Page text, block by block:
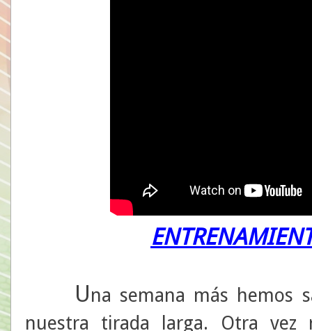
Una semana más hemos
nuestra tirada larga. Otra vez